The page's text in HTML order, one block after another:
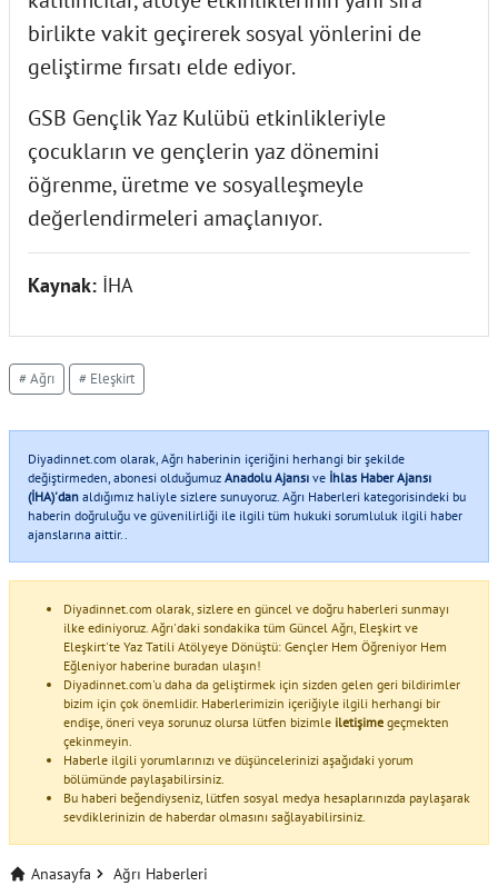
birlikte vakit geçirerek sosyal yönlerini de
geliştirme fırsatı elde ediyor.
GSB Gençlik Yaz Kulübü etkinlikleriyle
çocukların ve gençlerin yaz dönemini
öğrenme, üretme ve sosyalleşmeyle
değerlendirmeleri amaçlanıyor.
Kaynak: İHA
# Ağrı # Eleşkirt
Diyadinnet.com olarak, Ağrı haberinin içeriğini herhangi bir şekilde
değiştirmeden, abonesi olduğumuz Anadolu Ajansı ve İhlas Haber Ajansı
(İHA)'dan aldığımız haliyle sizlere sunuyoruz. Ağrı Haberleri kategorisindeki bu
haberin doğruluğu ve güvenilirliği ile ilgili tüm hukuki sorumluluk ilgili haber
ajanslarına aittir..
Diyadinnet.com olarak, sizlere en güncel ve doğru haberleri sunmayı
ilke ediniyoruz. Ağrı'daki sondakika tüm Güncel Ağrı, Eleşkirt ve
Eleşkirt'te Yaz Tatili Atölyeye Dönüştü: Gençler Hem Öğreniyor Hem
Eğleniyor haberine buradan ulaşın!
Diyadinnet.com'u daha da geliştirmek için sizden gelen geri bildirimler
bizim için çok önemlidir. Haberlerimizin içeriğiyle ilgili herhangi bir
endişe, öneri veya sorunuz olursa lütfen bizimle iletişime geçmekten
çekinmeyin.
Haberle ilgili yorumlarınızı ve düşüncelerinizi aşağıdaki yorum
bölümünde paylaşabilirsiniz.
Bu haberi beğendiyseniz, lütfen sosyal medya hesaplarınızda paylaşarak
sevdiklerinizin de haberdar olmasını sağlayabilirsiniz.
Anasayfa Ağrı Haberleri